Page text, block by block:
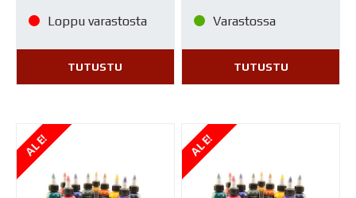
Loppu varastosta
TUTUSTU
Varastossa
TUTUSTU
ALE! ALE!